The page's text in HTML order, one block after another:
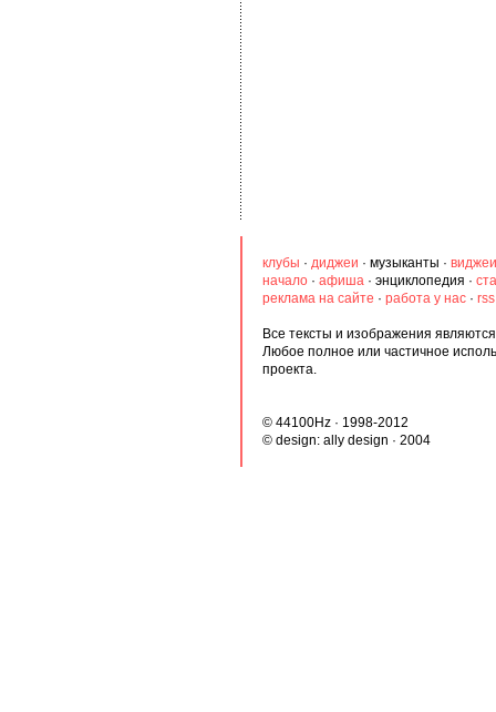
клубы · диджеи · музыканты · виджеи
начало · афиша · энциклопедия ·
реклама на сайте · работа у нас ·
Все тексты и изображения
Любое полное или частичное
проекта.
© 44100Hz · 1998-2012
© design: ally design · 2004